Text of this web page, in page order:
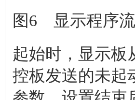
图6 显示程序
起始时，显示板
控板发送的未起